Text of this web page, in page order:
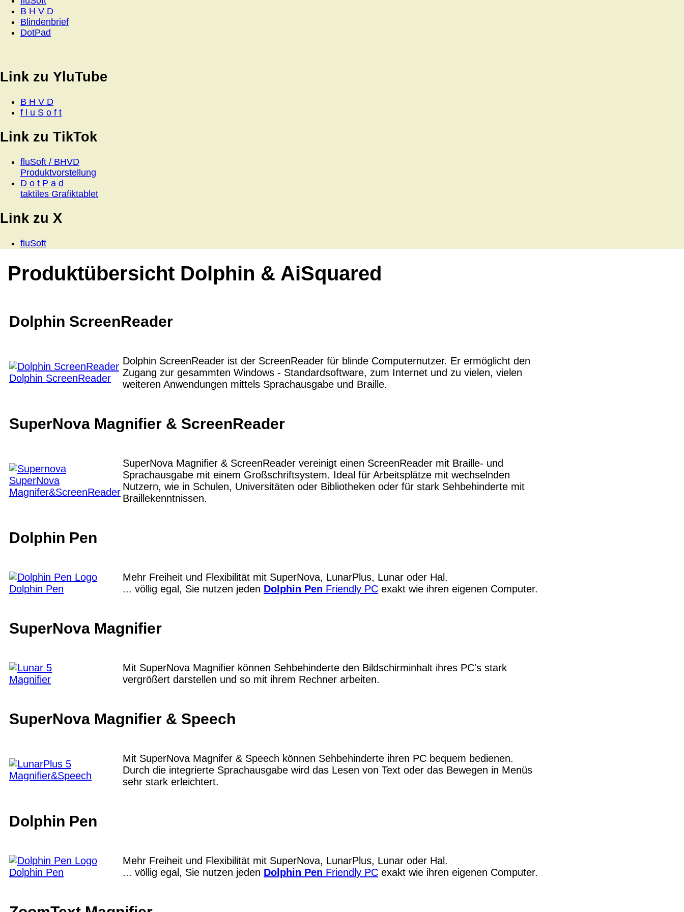
B H V D
Blindenbrief
DotPad
Link zu YluTube
B H V D
f l u S o f t
Link zu TikTok
fluSoft / BHVD
Produktvorstellung
D o t P a d
taktiles Grafiktablet
Link zu X
fluSoft
Produktübersicht Dolphin & AiSquared
Dolphin ScreenReader
Dolphin ScreenReader
Dolphin ScreenReader ist der ScreenReader für blinde Computernutzer. Er ermöglicht den
Zugang zur gesammten Windows - Standardsoftware, zum Internet und zu vielen, vielen
weiteren Anwendungen mittels Sprachausgabe und Braille.
SuperNova Magnifier & ScreenReader
SuperNova
Magnifer&ScreenReader
SuperNova Magnifier & ScreenReader vereinigt einen ScreenReader mit Braille- und
Sprachausgabe mit einem Großschriftsystem. Ideal für Arbeitsplätze mit wechselnden
Nutzern, wie in Schulen, Universitäten oder Bibliotheken oder für stark Sehbehinderte mit
Braillekenntnissen.
Dolphin Pen
Dolphin Pen
Mehr Freiheit und Flexibilität mit SuperNova, LunarPlus, Lunar oder Hal.
... völlig egal, Sie nutzen jeden Dolphin Pen Friendly PC exakt wie ihren eigenen Computer.
SuperNova Magnifier
Magnifier
Mit SuperNova Magnifier können Sehbehinderte den Bildschirminhalt ihres PC's stark
vergrößert darstellen und so mit ihrem Rechner arbeiten.
SuperNova Magnifier & Speech
Magnifier&Speech
Mit SuperNova Magnifer & Speech können Sehbehinderte ihren PC bequem bedienen.
Durch die integrierte Sprachausgabe wird das Lesen von Text oder das Bewegen in Menüs
sehr stark erleichtert.
Dolphin Pen
Dolphin Pen
Mehr Freiheit und Flexibilität mit SuperNova, LunarPlus, Lunar oder Hal.
... völlig egal, Sie nutzen jeden Dolphin Pen Friendly PC exakt wie ihren eigenen Computer.